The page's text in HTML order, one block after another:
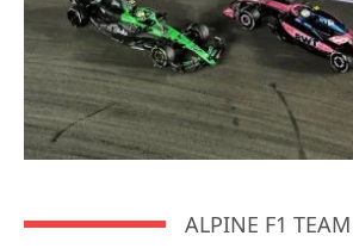
ALPINE F1 TEAM